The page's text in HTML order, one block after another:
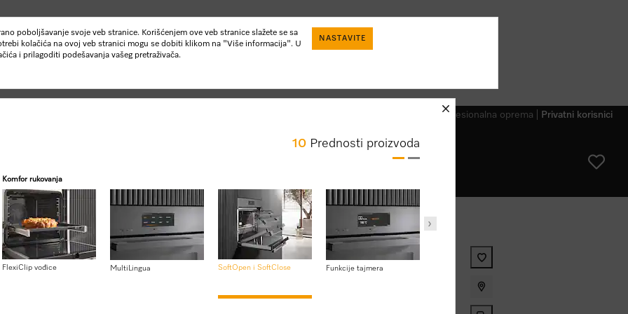
poboljšavanje svoje veb stranice. Korišćenjem ove veb stranice slažete se sa
kolačića na ovoj veb stranici mogu se dobiti klikom na "Više informacija". U
i prilagoditi podešavanja vašeg pretraživača.
NASTAVITE
i kuvanje na pari Mikrotalasne kombinovane rerne
H 7262 BP
Rerna sa jasnim prikazom teksta, termometrom za namirnice i
Privatni korisnici
Profesionalna oprema
Novosti & Događaji
10 Prednosti proizvoda
Komfor rukovanja
FlexiClip vođice MultiLingua SoftOpen i SoftClose Funkcije tajmera
Pyrolytic čišćenje i PyroFit
schliessen